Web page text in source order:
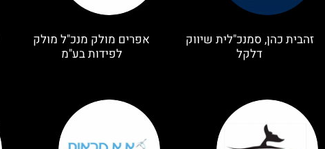
זהבית כהן, סמנכ"לית שיווק
דלקל
אפרים מולק מנכ"ל מולק
לפידות בע"מ